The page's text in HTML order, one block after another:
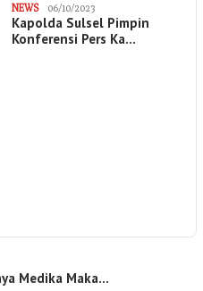
NEWS
06/10/2023
Kapolda Sulsel Pimpin
Konferensi Pers Ka…
Medika Maka…